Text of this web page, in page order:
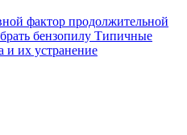
фактор продолжительной
бензопилу Типичные
и их устранение